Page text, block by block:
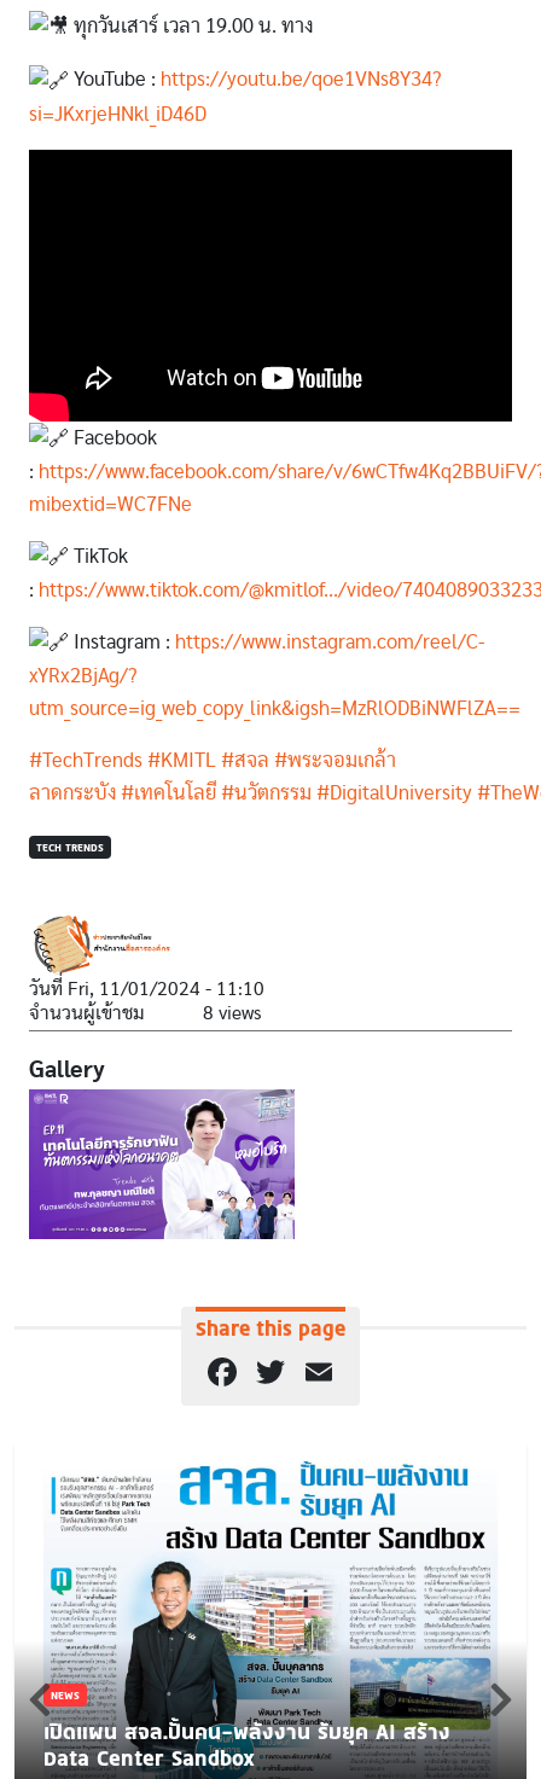
ทุกวันเสาร์ เวลา 19.00 น. ทาง
YouTube : https://youtu.be/qoe1VNs8Y34?
si=JKxrjeHNkl_iD46D
Facebook
: https://www.facebook.com/share/v/6wCTfw4Kq2BBUiFV/
mibextid=WC7FNe
TikTok
: https://www.tiktok.com/@kmitlof.../video/
Instagram : https://www.instagram.com/reel/C-
xYRx2BjAg/?
utm_source=ig_web_copy_link&igsh=MzRlODBiNWFlZA==
#TechTrends #KMITL #สจล #พระจอมเกล้า
ลาดกระบัง #เทคโนโลยี #นวัตกรรม #DigitalUniversity
TECH TRENDS
วันที่ Fri, 11/01/2024 - 11:10
จำนวนผู้เข้าชม
8 views
Gallery
Share this page
Facebook
Twitter
NEWS
เปิดแผน สจล.ปั้นคน-พลังงาน รับยุค AI สร้าง
Data Center Sandbox